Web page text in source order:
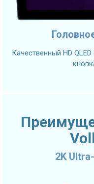
Качественный HD
2K